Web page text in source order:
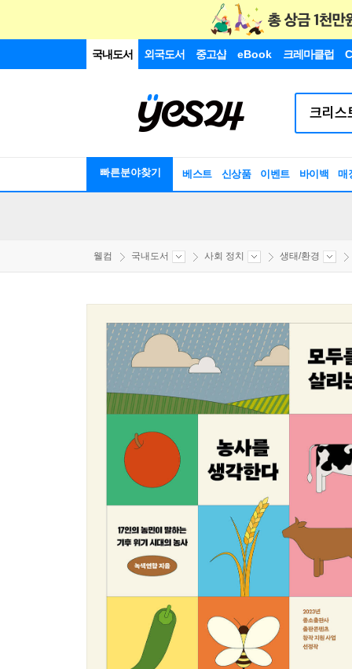
국내도서 외국도서 중고샵 eBook 크레마클럽
빠른분야찾기 베스트 신상품 이벤트 바이백 매
웰컴 국내도서 사회 정치 생태/환경